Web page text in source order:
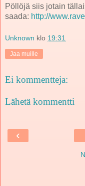
Pöllöjä siis jotain
saada: http://
Unknown klo 19:31
Jaa muille
Ei kommentteja:
Lähetä kommentti
‹